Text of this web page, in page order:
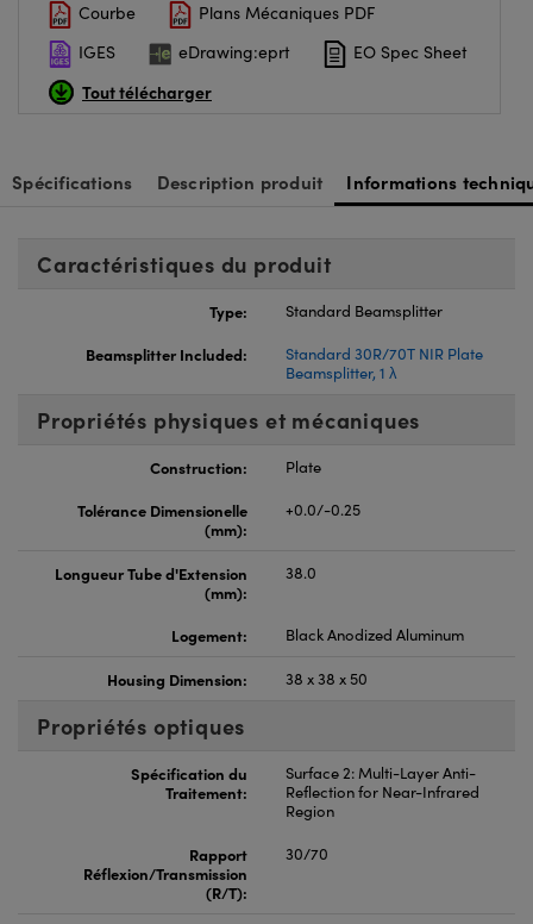
Courbe
Plans Mécaniques PDF
IGES
eDrawing:eprt EO Spec Sheet
Tout télécharger
Spécifications Description produit Informations
Caractéristiques du produit
Type:
Standard Beamsplitter
Beamsplitter Included:
Standard 30R/70T NIR Plate
Beamsplitter, 1 λ
Propriétés physiques et mécaniques
Construction:
Plate
Tolérance Dimensionelle
(mm):
+0.0/-0.25
Longueur Tube d'Extension
(mm):
38.0
Logement: Black Anodized Aluminum
Housing Dimension: 38 x 38 x 50
Propriétés optiques
Spécification du
Traitement:
Surface 2: Multi-Layer Anti-
Reflection for Near-Infrared
Region
Rapport
Réflexion/Transmission
(R/T):
30/70